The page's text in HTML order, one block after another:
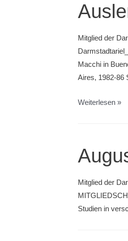
Mitglied der
Macchi in
Aires, 1982-86
Auslender,
Weiterlesen »
Mitglied der
Studien in